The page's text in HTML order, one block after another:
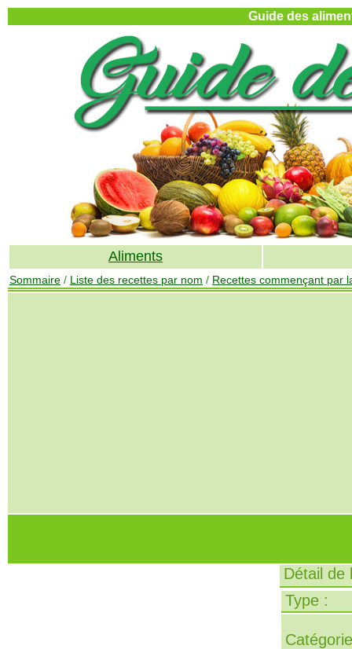
Guide des
Aliments
Sommaire / Liste des recettes par nom / Recettes commençant par
Détail de
Type :